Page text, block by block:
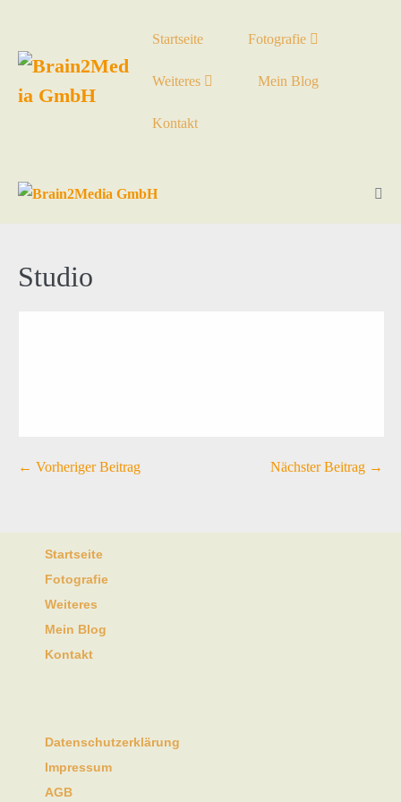
Startseite Fotografie
Weiteres Mein Blog
Kontakt
Studio
← Vorheriger Beitrag Nächster Beitrag →
Startseite
Fotografie
Weiteres
Mein Blog
Kontakt
Datenschutzerklärung
Impressum
AGB